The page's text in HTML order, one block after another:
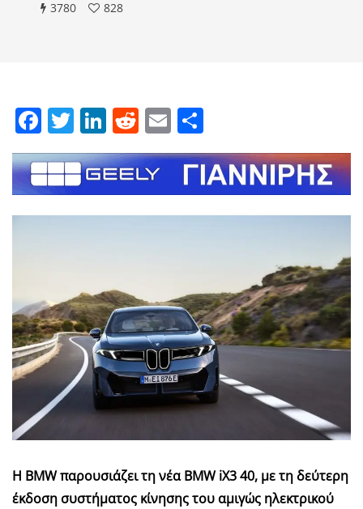
3780 828
Facebook
Twitter
LinkedIn
Reddit
Email
Η BMWπαρουσιάζει τη νέαBMW iX3 40, με τη δεύτερη
έκδοση συστήματος κίνησης του αμιγώς ηλεκτρικού